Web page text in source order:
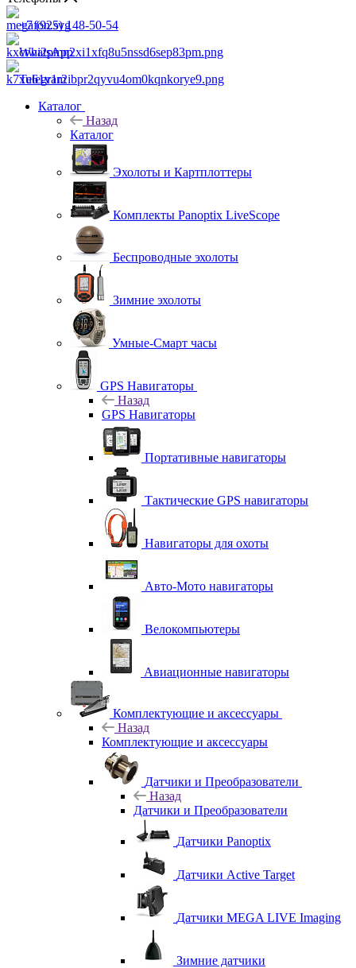
+7 (925) 148-50-54
WhatsApp
Telegram
Каталог
Назад
Каталог
Эхолоты и Картплоттеры
Комплекты Panoptix LiveScope
Беспроводные эхолоты
Зимние эхолоты
Умные-Смарт часы
GPS Навигаторы
Назад
GPS Навигаторы
Портативные навигаторы
Тактические GPS навигаторы
Навигаторы для охоты
Авто-Мото навигаторы
Велокомпьютеры
Авиационные навигаторы
Комплектующие и аксессуары
Назад
Комплектующие и аксессуары
Датчики и Преобразователи
Назад
Датчики и Преобразователи
Датчики Panoptix
Датчики Active Target
Датчики MEGA LIVE Imaging
Зимние датчики